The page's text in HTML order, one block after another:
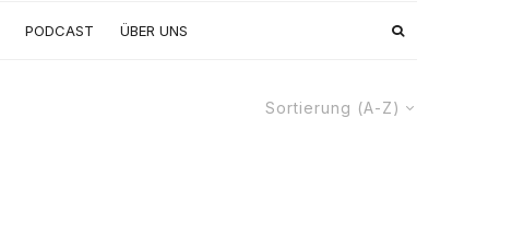
PODCAST ÜBER UNS
Sortierung (A-Z)